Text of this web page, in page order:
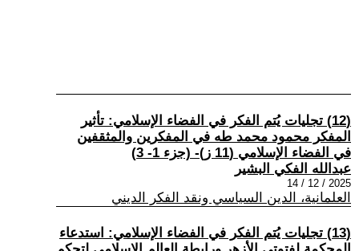
(12) تجليات يُتم الفكر في الفضاء الإسلامي: تأثير
المفكر محمود محمد طه في المفكرين والمثقفين
في الفضاء الإسلامي (11 ز)- (جزء 1- 3)
عبدالله الفكي البشير
2025 / 12 / 14
العلمانية، الدين السياسي ونقد الفكر الديني
(13) تجليات يُتم الفكر في الفضاء الإسلامي: استدعاء